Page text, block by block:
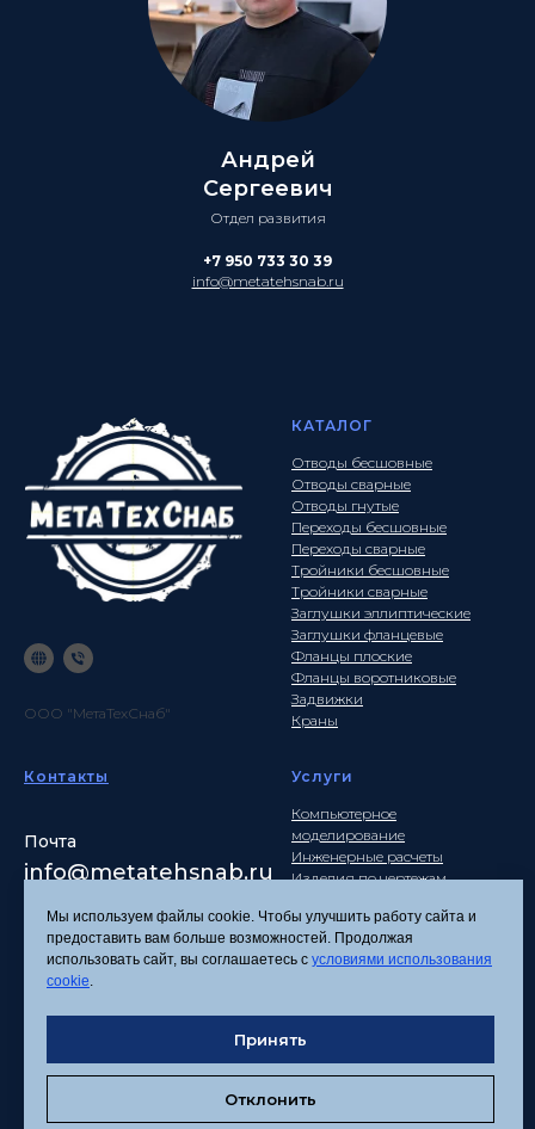
Андрей
Сергеевич
Отдел развития
+7 950 733 30 39
info@metatehsnab.ru
ООО "МетаТехСнаб"
КАТАЛОГ
Отводы бесшовные
Отводы сварные
Отводы гнутые
Переходы бесшовные
Переходы сварные
Тройники бесшовные
Тройники сварные
Заглушки эллиптические
Заглушки фланцевые
Фланцы плоские
Фланцы воротниковые
Задвижки
Краны
Контакты
Почта
info@metatehsnab.ru
Услуги
Компьютерное
моделирование
Инженерные расчеты
Изделия по чертежам
Политика
Согласие на обработку
персональных данных
Соглашение об
Мы используем файлы cookie. Чтобы улучшить работу сайта и
предоставить вам больше возможностей. Продолжая
использовать сайт, вы соглашаетесь с условиями использования
cookie.
Принять
Отклонить